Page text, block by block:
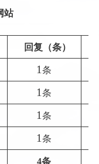
站
回复（条）
1条
1条
1条
1条
4条